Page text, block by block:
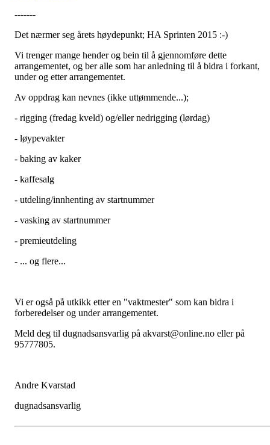
-------
Det nærmer seg årets høydepunkt; HA Sprinten 2015 :-)
Vi trenger mange hender og bein til å gjennomføre dette
arrangementet, og ber alle som har anledning til å bidra i forkant,
under og etter arrangementet.
Av oppdrag kan nevnes (ikke uttømmende...);
- rigging (fredag kveld) og/eller nedrigging (lørdag)
- løypevakter
- baking av kaker
- kaffesalg
- utdeling/innhenting av startnummer
- vasking av startnummer
- premieutdeling
- ... og flere...
Vi er også på utkikk etter en "vaktmester" som kan bidra i
forberedelser og under arrangementet.
Meld deg til dugnadsansvarlig på akvarst@online.no eller på
95777805.
Andre Kvarstad
dugnadsansvarlig